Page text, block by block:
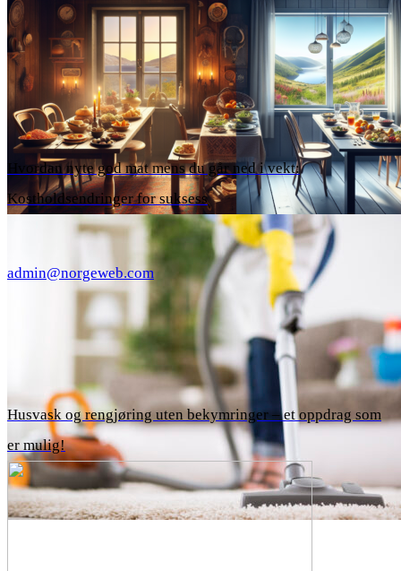
Hvordan nyte god mat mens du går ned i vekt:
Kostholdsendringer for suksess
Husvask og rengjøring uten bekymringer – et oppdrag som
er mulig!
admin@norgeweb.com